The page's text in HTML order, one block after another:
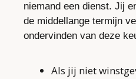
niemand een dienst. Jij
de middellange termijn
ondervinden van deze
Als jij niet